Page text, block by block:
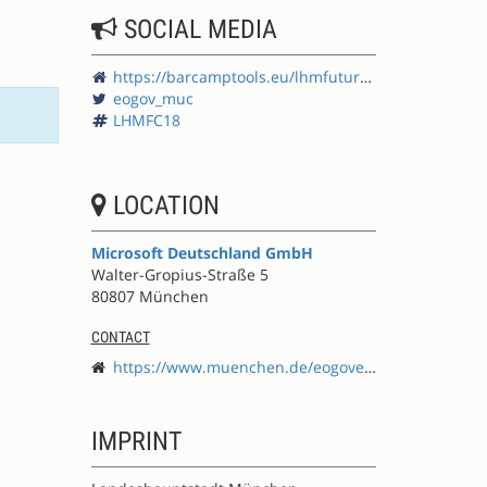
SOCIAL MEDIA
https://barcamptools.eu/lhmfuturecamp18
eogov_muc
LHMFC18
LOCATION
Microsoft Deutschland GmbH
Walter-Gropius-Straße 5
80807 München
CONTACT
https://www.muenchen.de/eogovernment
IMPRINT